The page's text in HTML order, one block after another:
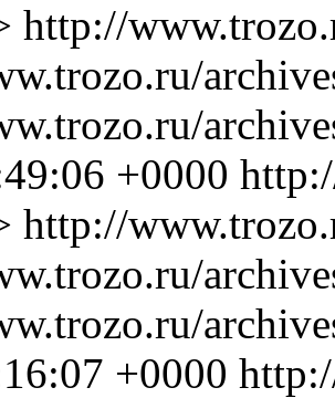
http://
+0000
http://
+0000